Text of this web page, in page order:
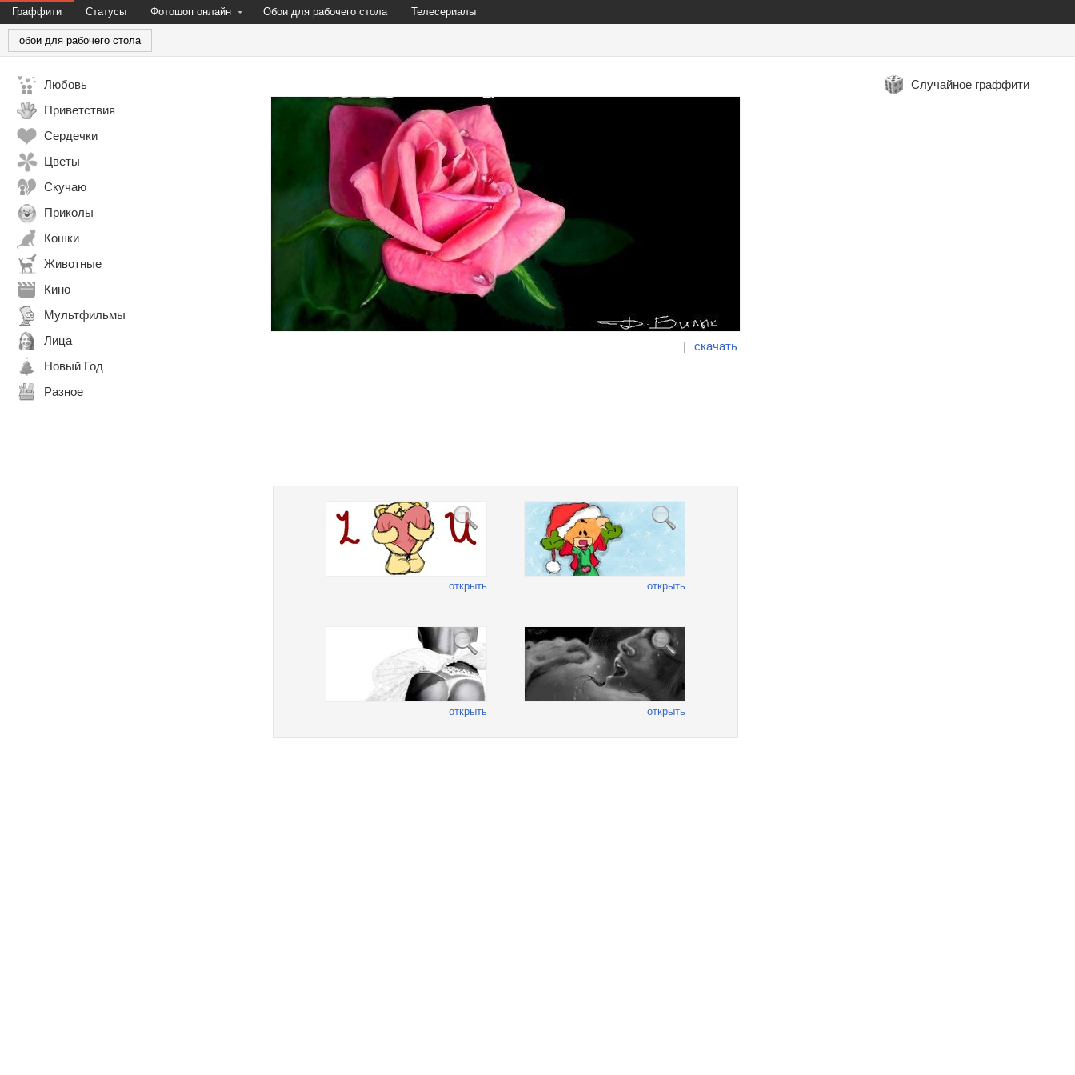
Граффити Статусы Фотошоп онлайн Обои для рабочего стола Телесериалы
обои для рабочего стола
Любовь
Приветствия
Сердечки
Цветы
Скучаю
Приколы
Кошки
Животные
Кино
Мультфильмы
Лица
Новый Год
Разное
| скачать
открыть открыть
открыть открыть
Случайное граффити